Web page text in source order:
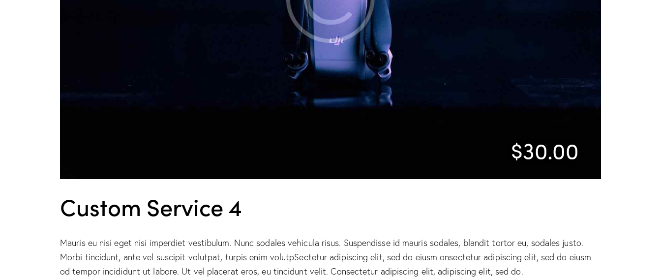
$30.00
Custom Service 4
Mauris eu nisi eget nisi imperdiet vestibulum. Nunc sodales vehicula risus. Suspendisse id mauris sodales, blandit tortor eu, sodales justo.
Morbi tincidunt, ante vel suscipit volutpat, turpis enim volutpSectetur adipiscing elit, sed do eiusm onsectetur adipiscing elit, sed do eiusm
od tempor incididunt ut labore. Ut vel placerat eros, eu tincidunt velit. Consectetur adipiscing elit, adipiscing elit, sed do.